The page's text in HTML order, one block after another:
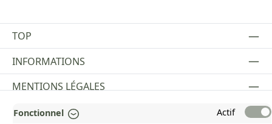
TOP
INFORMATIONS
MENTIONS LÉGALES
PAYMENT AND SHIPPING METHODS
Fonctionnel
Actif